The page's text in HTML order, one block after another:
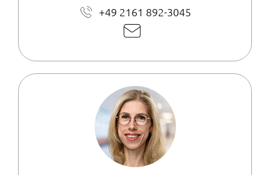
+49 2161 892-3045
E-
schreiben